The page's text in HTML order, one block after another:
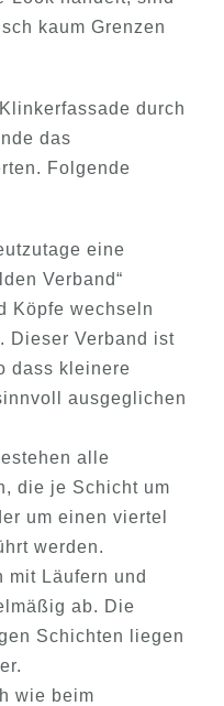
kaum Grenzen
durch
das
Folgende
eine
Verband“
Köpfe wechseln
Dieser Verband ist
dass kleinere
ausgeglichen
alle
die je Schicht um
um einen viertel
werden.
mit Läufern und
ab. Die
Schichten liegen
wie beim